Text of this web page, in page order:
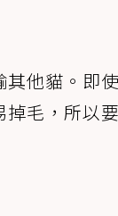
他貓。即
毛，所以